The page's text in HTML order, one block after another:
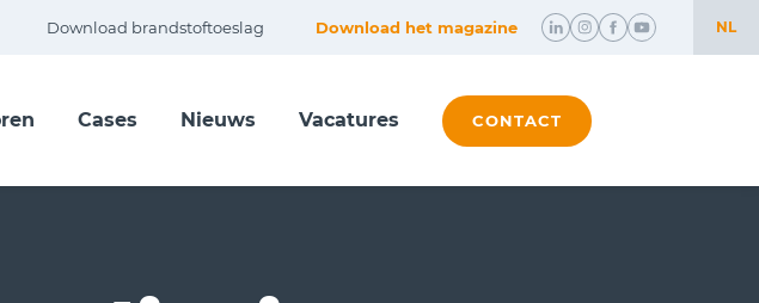
Download brandstoftoeslag Download het magazine NL
Cases Nieuws Vacatures CONTACT